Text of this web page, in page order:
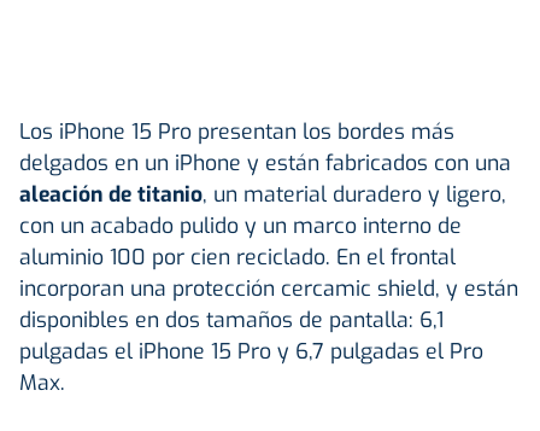
Los iPhone 15 Pro presentan los bordes más
delgados en un iPhone y están fabricados con una
aleación de titanio, un material duradero y ligero,
con un acabado pulido y un marco interno de
aluminio 100 por cien reciclado. En el frontal
incorporan una protección cercamic shield, y están
disponibles en dos tamaños de pantalla: 6,1
pulgadas el iPhone 15 Pro y 6,7 pulgadas el Pro
Max.